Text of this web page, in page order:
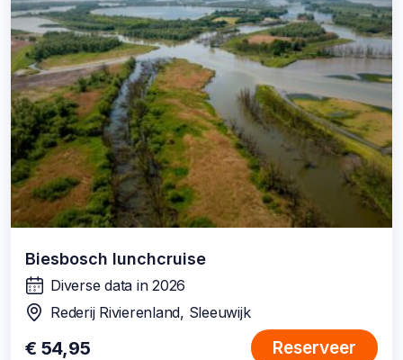
Biesbosch lunchcruise
wanneer:
Diverse data in 2026
locatie:
Rederij Rivierenland, Sleeuwijk
€ 54,95 Reserveer